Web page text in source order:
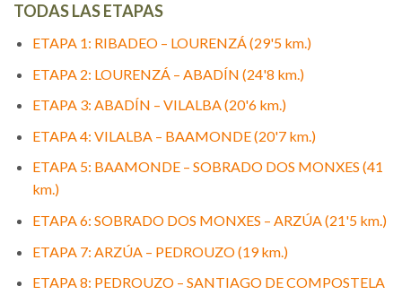
TODAS LAS ETAPAS
ETAPA 1: RIBADEO – LOURENZÁ (29'5 km.)
ETAPA 2: LOURENZÁ – ABADÍN (24'8 km.)
ETAPA 3: ABADÍN – VILALBA (20'6 km.)
ETAPA 4: VILALBA – BAAMONDE (20'7 km.)
ETAPA 5: BAAMONDE – SOBRADO DOS MONXES (41
km.)
ETAPA 6: SOBRADO DOS MONXES – ARZÚA (21'5 km.)
ETAPA 7: ARZÚA – PEDROUZO (19 km.)
ETAPA 8: PEDROUZO – SANTIAGO DE COMPOSTELA